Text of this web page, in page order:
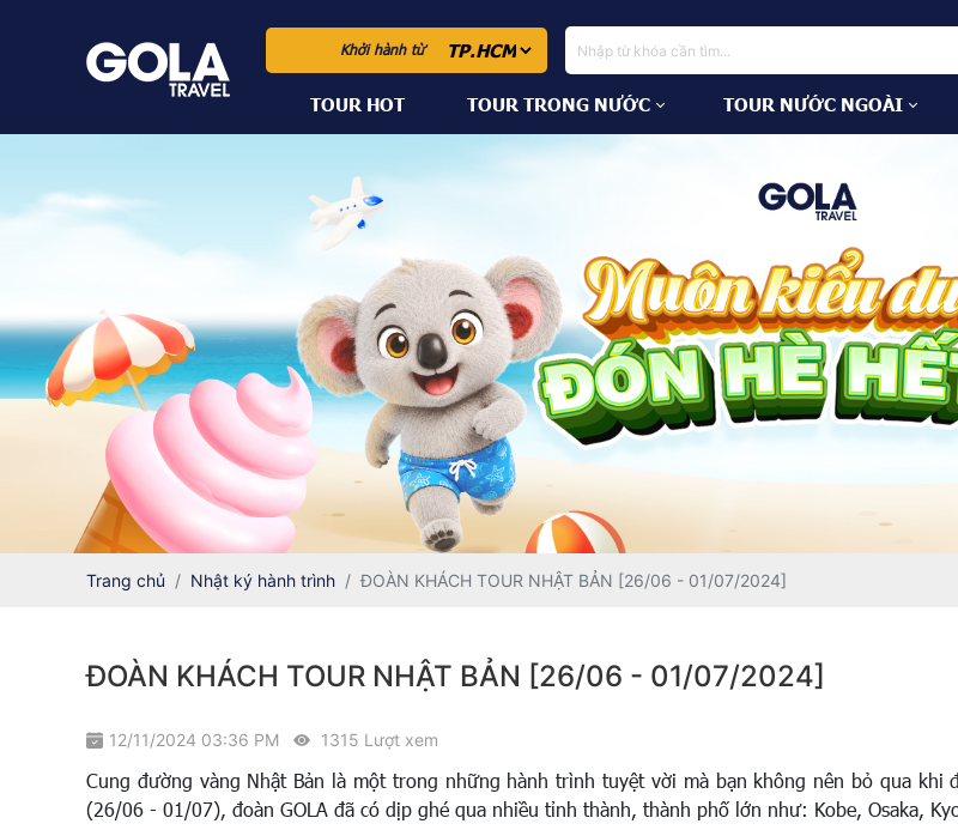
Khởi hành từ
TOUR HOT TOUR TRONG NƯỚC TOUR NƯỚC NGOÀI
Trang chủ Nhật ký hành trình ĐOÀN KHÁCH TOUR NHẬT BẢN [26/06 - 01/07/2024]
ĐOÀN KHÁCH TOUR NHẬT BẢN [26/06 - 01/07/2024]
12/11/2024 03:36 PM 1315 Lượt xem
Cung đường vàng Nhật Bản là một trong những hành trình tuyệt vời mà bạn không nên bỏ qua
(26/06 - 01/07), đoàn GOLA đã có dịp ghé qua nhiều tỉnh thành, thành phố lớn như: Kobe, Osaka,